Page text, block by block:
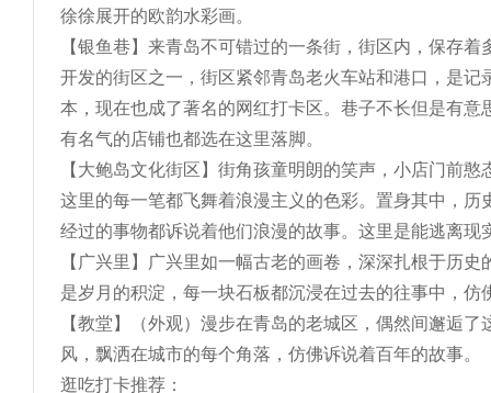
徐徐展开的欧韵水彩画。
【银鱼巷】来青岛不可错过的一条街，街区内，保存
开发的街区之一，街区紧邻青岛老火车站和港口，是
本，现在也成了著名的网红打卡区。巷子不长但是有
有名气的店铺也都选在这里落脚。
【大鲍岛文化街区】街角孩童明朗的笑声，小店门前
这里的每一笔都飞舞着浪漫主义的色彩。置身其中，
经过的事物都诉说着他们浪漫的故事。这里是能逃离
【广兴里】 广兴里如一幅古老的画卷，深深扎根于历
是岁月的积淀，每一块石板都沉浸在过去的往事中，
【教堂】（外观）漫步在青岛的老城区，偶然间邂逅
风，飘洒在城市的每个角落，仿佛诉说着百年的故事。
逛吃打卡推荐：